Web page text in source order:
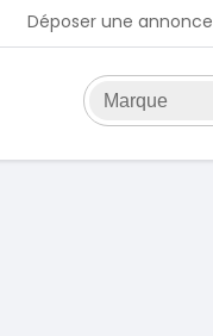
Déposer une annonce